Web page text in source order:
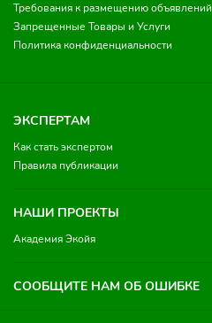
Требования к размещению объявлений
Запрещенные Товары и Услуги
Политика конфиденциальности
ЭКСПЕРТАМ
Как стать экспертом
Правила публикации
НАШИ ПРОЕКТЫ
Академия Экойя
СООБЩИТЕ НАМ ОБ ОШИБКЕ